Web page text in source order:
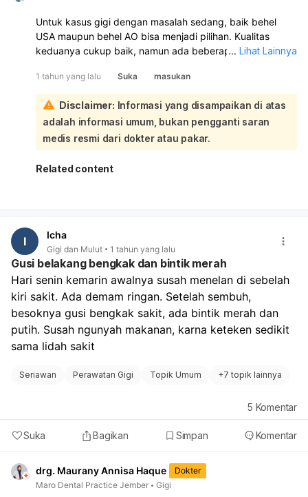
dan sesuai dengan kasus Anda.
Untuk kasus gigi dengan masalah sedang, baik behel
USA maupun behel AO bisa menjadi pilihan. Kualitas
keduanya cukup baik, namun ada beberapa perbedaan
Behel USA umumnya dikenal memiliki kualitas material
yang baik dan presisi tinggi. Ini bisa membantu proses
perawatan menjadi lebih efektif dan efisien. Namun,
harganya biasanya lebih mahal dibandingkan behel AO.
Behel AO, di sisi lain, merupakan pilihan yang lebih
ekonomis. Meskipun harganya lebih terjangkau,
kualitasnya tetap dapat diandalkan untuk kasus-kasus
sama-sama efektif merapikan gigi. Untuk menentukan
preferensi Anda. Diskusikan kembali dengan dokter gigi
Anda mengenai kelebihan dan kekurangan masing-
masing jenis behel, serta bagaimana keduanya sesuai
dengan kondisi gigi Anda. Dokter gigi akan memberikan
rekomendasi yang paling tepat berdasarkan evaluasi
klinis dan kebutuhan perawatan Anda.
... Lihat Lainnya
1 tahun yang lalu Suka masukan
Disclaimer: Informasi yang disampaikan di atas
adalah informasi umum, bukan pengganti saran
medis resmi dari dokter atau pakar.
Related content
I Icha
Gigi dan Mulut 1 tahun yang lalu
Gusi belakang bengkak dan bintik merah
Hari senin kemarin awalnya susah menelan di sebelah
kiri sakit. Ada demam ringan. Setelah sembuh,
besoknya gusi bengkak sakit, ada bintik merah dan
putih. Susah ngunyah makanan, karna keteken sedikit
sama lidah sakit
Seriawan Perawatan Gigi Topik Umum +7 topik lainnya
Suka Bagikan Simpan Komentar
5 Komentar
drg. Maurany Annisa Haque
Dokter
Maro Dental Practice Jember
Gigi